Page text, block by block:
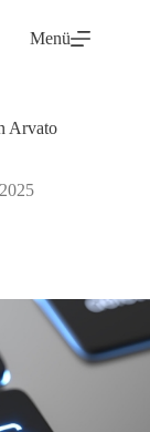
Menü
Arvato